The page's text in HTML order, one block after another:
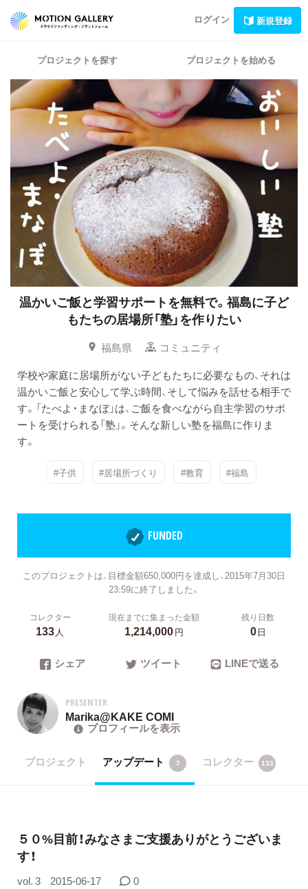
ログイン 新規登録
プロジェクトを探す プロジェクトを始める
温かいご飯と学習サポートを無料で。福島に子ど
もたちの居場所「塾」を作りたい
福島県
コミュニティ
学校や家庭に居場所がない子どもたちに必要なもの、それは
温かいご飯と安心して学ぶ時間、そして悩みを話せる相手で
す。「たべよ・まなぼ」は、ご飯を食べながら自主学習のサポ
ートを受けられる「塾」。そんな新しい塾を福島に作りま
す。
#子供 #居場所づくり #教育 #福島
FUNDED
このプロジェクトは、目標金額650,000円を達成し、2015年7月30日
23:59に終了しました。
コレクター
133人
現在までに集まった金額
1,214,000円
残り日数
0日
シェア ツイート LINEで送る
PRESENTER
Marika@KAKE COMI
プロフィールを表示
プロジェクト アップデート 7 コレクター 133
５０%目前！みなさまご支援ありがとうございま
す！
vol. 3 2015-06-17 0